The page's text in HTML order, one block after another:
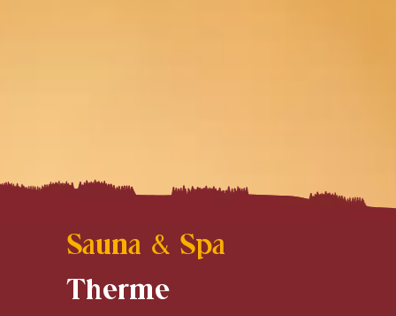
Sauna & Spa
Therme